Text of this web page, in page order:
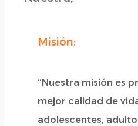
Misión:
“Nuestra misión es
mejor calidad de
adolescentes,